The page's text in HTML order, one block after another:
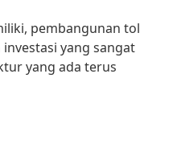
pembangunan tol
yang sangat
yang ada terus